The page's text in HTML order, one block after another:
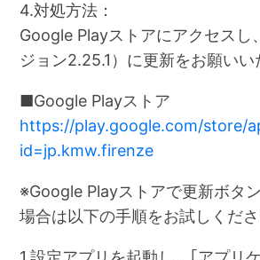
4.対処方法：
Google Playストアにアクセスし
ジョン2.25.1）に更新をお願いい
■Google Playストア
https://play.google.com/store/
id=jp.kmw.firenze
※Google Playストアで更新ボタ
場合は以下の手順をお試しくださ